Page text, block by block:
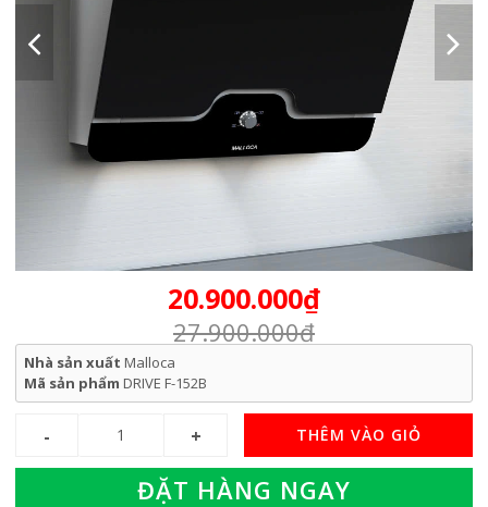
20.900.000₫
27.900.000₫
Nhà sản xuất Malloca
Mã sản phẩm DRIVE F-152B
THÊM VÀO GIỎ
ĐẶT HÀNG NGAY